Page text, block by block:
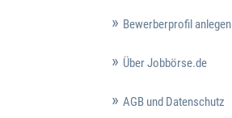
Bewerberprofil anlegen
Über Jobbörse.de
AGB und Datenschutz